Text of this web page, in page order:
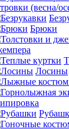
(весна/
Брюки
Лосины